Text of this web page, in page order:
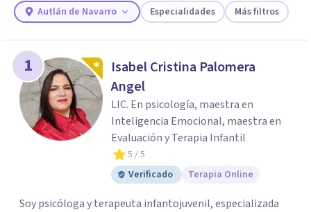
necesidades.
Autlán de Navarro Especialidades Más filtros
1
Isabel Cristina Palomera
Angel
LIC. En psicología, maestra en
Inteligencia Emocional, maestra en
Evaluación y Terapia Infantil
5 / 5
Verificado
Terapia Online
Soy psicóloga y terapeuta infantojuvenil, especializada